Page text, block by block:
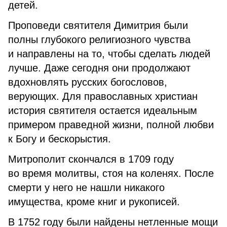
детей.
Проповеди святителя Димитрия были
полны глубокого религиозного чувства
и направлены на то, чтобы сделать людей
лучше. Даже сегодня они продолжают
вдохновлять русских богословов,
верующих. Для православных христиан
история святителя остается идеальным
примером праведной жизни, полной любви
к Богу и бескорыстия.
Митрополит скончался в 1709 году
во время молитвы, стоя на коленях. После
смерти у него не нашли никакого
имущества, кроме книг и рукописей.
В 1752 году были найдены нетленные мощи